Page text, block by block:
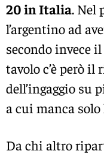
20 in Italia. Nel
l’argentino ad
secondo invece il
tavolo c’è però
dell’ingaggio su
a cui manca
Da chi altro